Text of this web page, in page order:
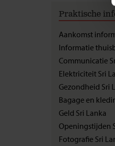
Praktische
Aankomst
Informatie
Communicatie
Elektriciteit Sri
Gezondheid Sri
Bagage en
Geld Sri Lanka
Openingstijden
Fotografie Sri